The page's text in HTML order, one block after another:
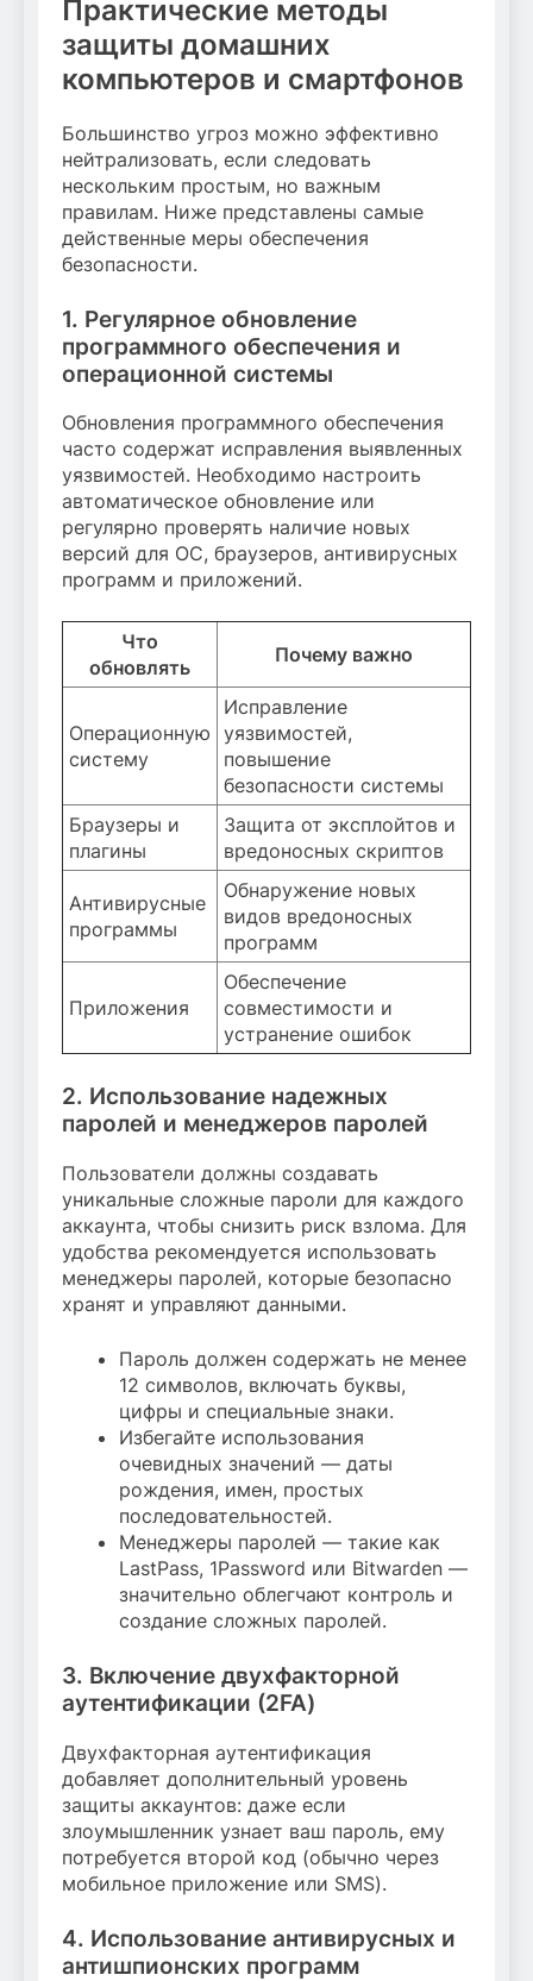
Практические методы
защиты домашних
компьютеров и смартфонов
Большинство угроз можно эффективно
нейтрализовать, если следовать
нескольким простым, но важным
правилам. Ниже представлены самые
действенные меры обеспечения
безопасности.
1. Регулярное обновление
программного обеспечения и
операционной системы
Обновления программного обеспечения
часто содержат исправления выявленных
уязвимостей. Необходимо настроить
автоматическое обновление или
регулярно проверять наличие новых
версий для ОС, браузеров, антивирусных
программ и приложений.
Что
обновлять
Почему важно
Операционную
систему
Исправление
уязвимостей,
повышение
безопасности системы
Браузеры и
плагины
Защита от эксплойтов и
вредоносных скриптов
Антивирусные
программы
Обнаружение новых
видов вредоносных
программ
Приложения
Обеспечение
совместимости и
устранение ошибок
2. Использование надежных
паролей и менеджеров паролей
Пользователи должны создавать
уникальные сложные пароли для каждого
аккаунта, чтобы снизить риск взлома. Для
удобства рекомендуется использовать
менеджеры паролей, которые безопасно
хранят и управляют данными.
Пароль должен содержать не менее
12 символов, включать буквы,
цифры и специальные знаки.
Избегайте использования
очевидных значений — даты
рождения, имен, простых
последовательностей.
Менеджеры паролей — такие как
LastPass, 1Password или Bitwarden —
значительно облегчают контроль и
создание сложных паролей.
3. Включение двухфакторной
аутентификации (2FA)
Двухфакторная аутентификация
добавляет дополнительный уровень
защиты аккаунтов: даже если
злоумышленник узнает ваш пароль, ему
потребуется второй код (обычно через
мобильное приложение или SMS).
4. Использование антивирусных и
антишпионских программ